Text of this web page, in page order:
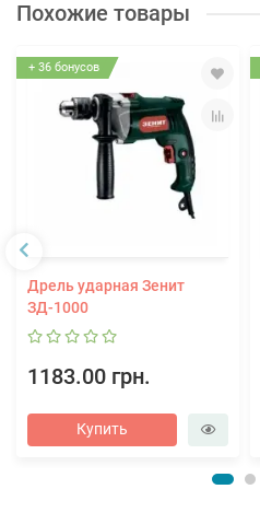
Похожие товары
+ 36 бонусов
Дрель ударная Зенит
ЗД-1000
1183.00 грн.
Купить